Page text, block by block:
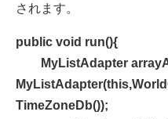
されます。
public void run(){
MyListAdapter
TimeZoneDb());